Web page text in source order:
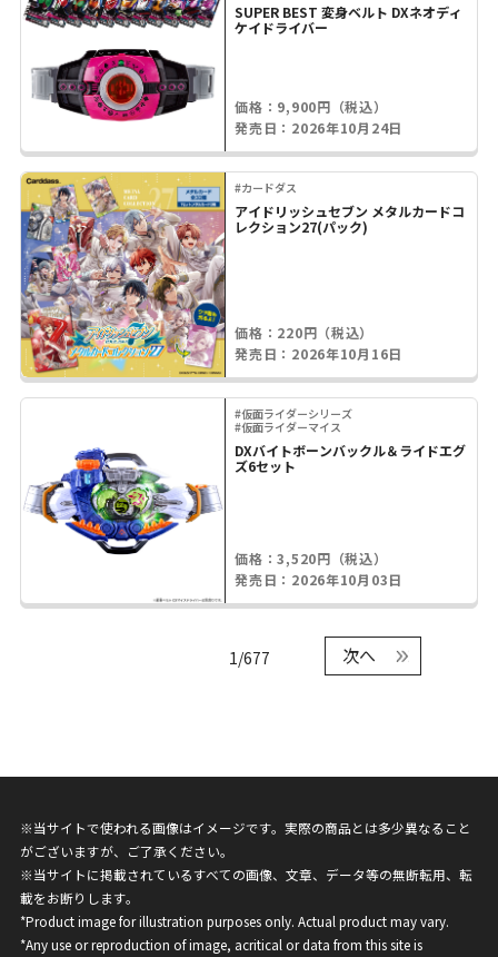
SUPER BEST 変身ベルト DXネオディ
ケイドライバー
価格：9,900円（税込）
発売日：2026年10月24日
#カードダス
アイドリッシュセブン メタルカードコ
レクション27(パック)
価格：220円（税込）
発売日：2026年10月16日
#仮面ライダーシリーズ
#仮面ライダーマイス
DXバイトボーンバックル＆ライドエグ
ズ6セット
価格：3,520円（税込）
発売日：2026年10月03日
1/677 次へ
※当サイトで使われる画像はイメージです。実際の商品とは多少異なること
がございますが、ご了承ください。
※当サイトに掲載されているすべての画像、文章、データ等の無断転用、転
載をお断りします。
*Product image for illustration purposes only. Actual product may vary.
*Any use or reproduction of image, acritical or data from this site is